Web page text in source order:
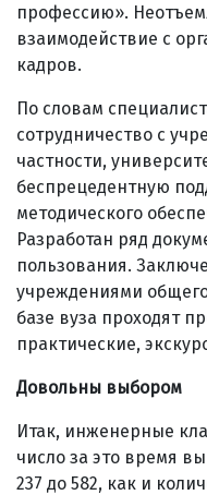
профессию».
взаимодействие с
кадров.
По словам
сотрудничество с
частности,
беспрецедентную
методического
Разработан ряд
пользования.
учреждениями
базе вуза проходят
практические,
Довольны выбором
Итак, инженерные
число за это время
237 до 582, как и